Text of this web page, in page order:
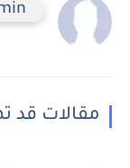
مقالات قد